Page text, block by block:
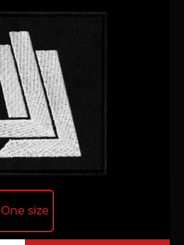
One size